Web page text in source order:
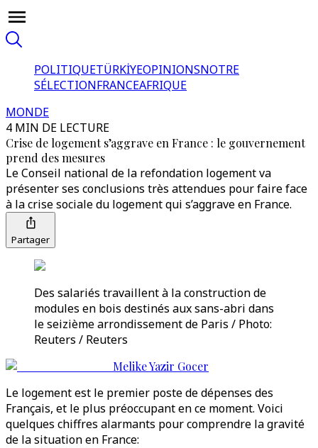
POLITIQUETÜRKİYEOPINIONSNOTRE
SÉLECTIONFRANCEAFRIQUE
MONDE
4 MIN DE LECTURE
Crise de logement s’aggrave en France : le gouvernement
prend des mesures
Le Conseil national de la refondation logement va
présenter ses conclusions très attendues pour faire face
à la crise sociale du logement qui s’aggrave en France.
Partager
Des salariés travaillent à la construction de
modules en bois destinés aux sans-abri dans
le seizième arrondissement de Paris / Photo:
Reuters / Reuters
Melike Yazir Gocer
Le logement est le premier poste de dépenses des
Français, et le plus préoccupant en ce moment. Voici
quelques chiffres alarmants pour comprendre la gravité
de la situation en France: